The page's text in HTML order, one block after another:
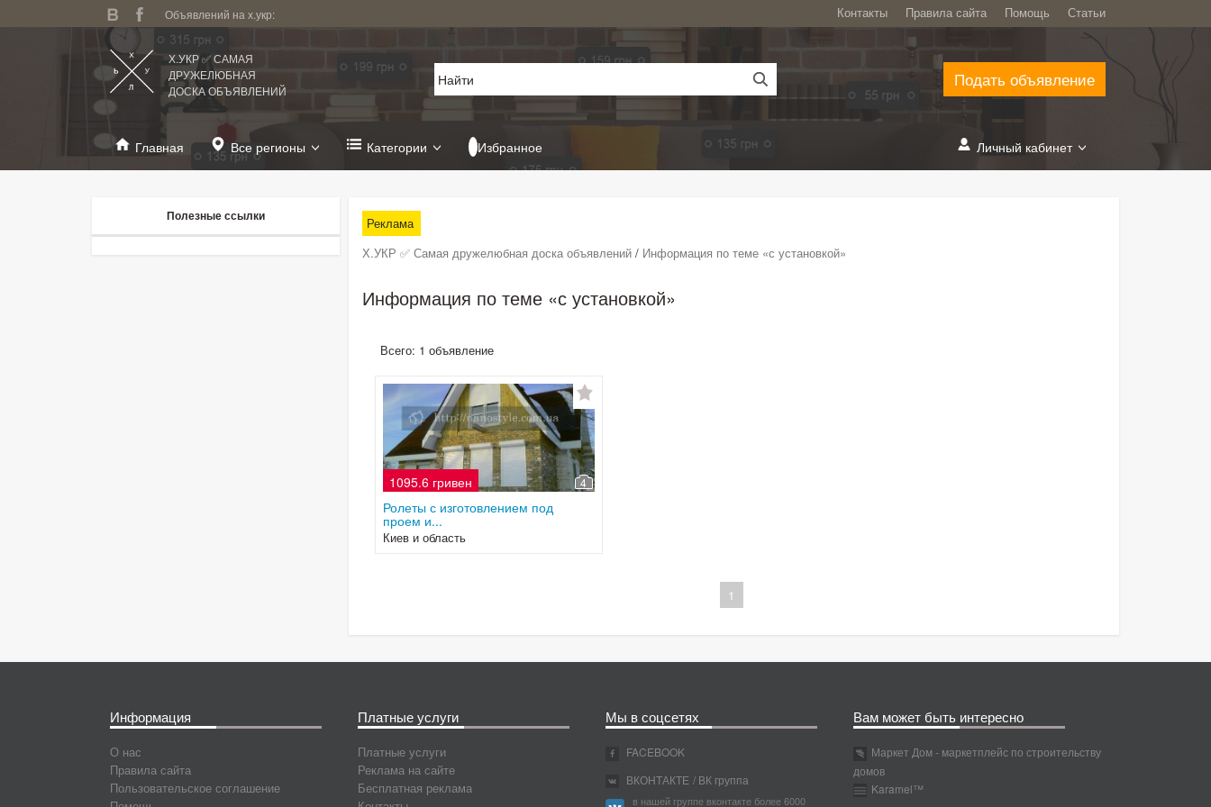
Объявлений на х.укр: Контакты Правила сайта Помощь Статьи
Х.УКР ✅ САМАЯ
ДРУЖЕЛЮБНАЯ
ДОСКА ОБЪЯВЛЕНИЙ
Подать объявление
Главная Все регионы Категории Избранное Личный кабинет
Реклама
Х.УКР ✅ Самая дружелюбная доска объявлений / Информация по теме «с установкой»
Информация по теме «с установкой»
Всего: 1 объявление
1095.6 гривен 4
Ролеты с изготовлением под
проем и...
Киев и область
1
Полезные ссылки
Информация
О нас
Правила сайта
Пользовательское соглашение
Платные услуги
Платные услуги
Реклама на сайте
Бесплатная реклама
Мы в соцсетях
FACEBOOK
ВКОНТАКТЕ / ВК группа
в нашей группе вконтакте более 6000
Вам может быть интересно
Маркет Дом - маркетплейс по строительству
домов
Karamel™